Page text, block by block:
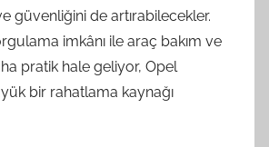
güvenliğini de artırabilecekler.
imkânı ile araç bakım ve
pratik hale geliyor, Opel
bir rahatlama kaynağı